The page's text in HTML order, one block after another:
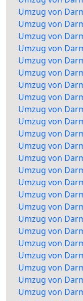
Umzug von
Umzug von
Umzug von
Umzug von
Umzug von
Umzug von
Umzug von
Umzug von
Umzug von
Umzug von
Umzug von
Umzug von
Umzug von
Umzug von
Umzug von
Umzug von
Umzug von
Umzug von
Umzug von
Umzug von
Umzug von
Umzug von
Umzug von
Umzug von